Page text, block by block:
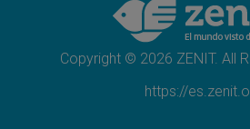
Venezuela, Padre
dolor, una Iglesia que no
Copyright © 2026 ZENIT. All
https://